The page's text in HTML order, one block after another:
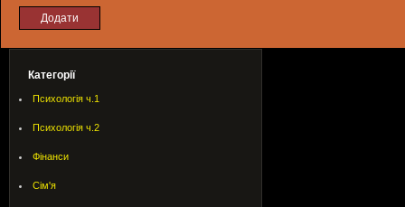
Категорії
Психологія ч.1
Психологія ч.2
Фінанси
Сім'я